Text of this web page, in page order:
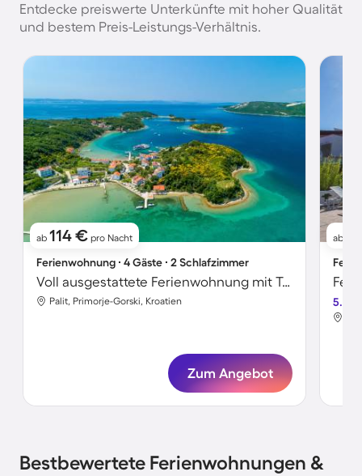
Entdecke preiswerte Unterkünfte mit hoher Qualität
und bestem Preis-Leistungs-Verhältnis.
ab 114 € pro Nacht
Ferienwohnung ∙ 4 Gäste ∙ 2 Schlafzimmer
Voll ausgestattete Ferienwohnung mit Terrasse und Grill | Meerblick
Palit, Primorje-Gorski, Kroatien
Zum Angebot
ab
5.0
Bestbewertete Ferienwohnungen &